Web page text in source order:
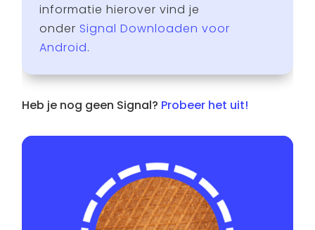
informatie hierover vind je
onder Signal Downloaden voor
Android.
Heb je nog geen Signal? Probeer het uit!